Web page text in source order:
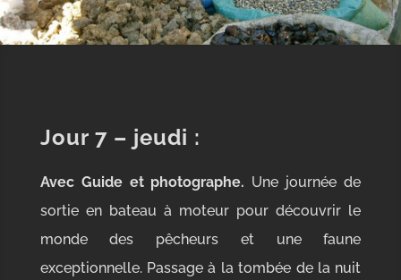
Jour 7 – jeudi :
Avec Guide et photographe. Une journée de
sortie en bateau à moteur pour découvrir le
monde des pêcheurs et une faune
exceptionnelle. Passage à la tombée de la nuit